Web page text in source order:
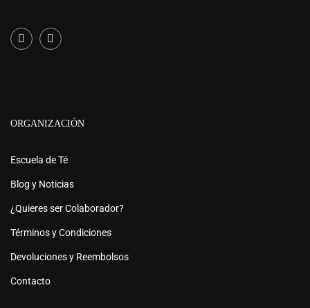
ORGANIZACIÓN
Escuela de Té
Blog y Noticias
¿Quieres ser Colaborador?
Términos y Condiciones
Devoluciones y Reembolsos
Contacto